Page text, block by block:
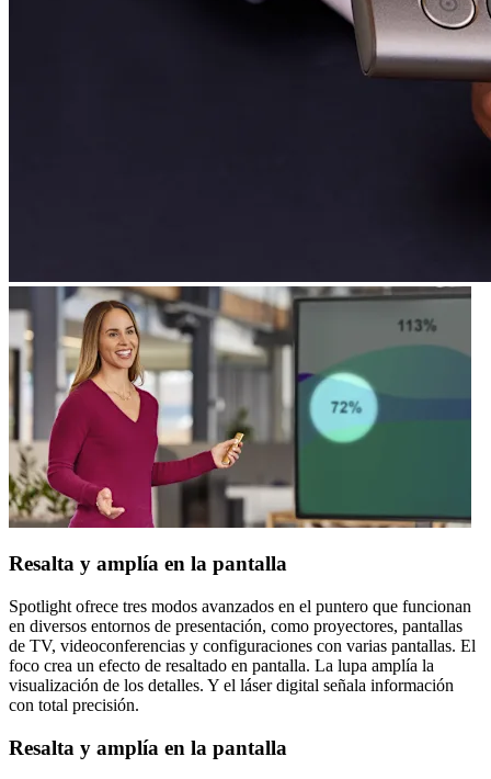
Resalta y amplía en la pantalla
Spotlight ofrece tres modos avanzados en el puntero que funcionan
en diversos entornos de presentación, como proyectores, pantallas
de TV, videoconferencias y configuraciones con varias pantallas. El
foco crea un efecto de resaltado en pantalla. La lupa amplía la
visualización de los detalles. Y el láser digital señala información
con total precisión.
Resalta y amplía en la pantalla